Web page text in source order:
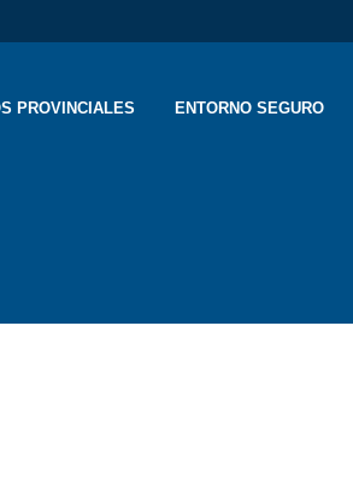
PROVINCIALES ENTORNO SEGURO